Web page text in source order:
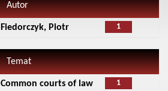
Autor
1
Fiedorczyk, Piotr
Temat
1
Common courts of law